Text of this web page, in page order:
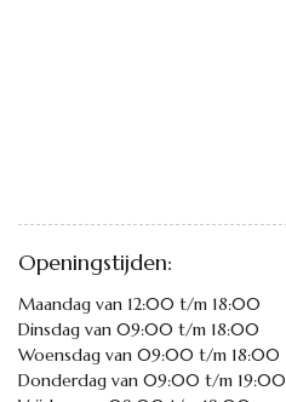
Openingstijden:
Maandag van 12:00 t/m 18:00
Dinsdag van 09:00 t/m 18:00
Woensdag van 09:00 t/m 18:00
Donderdag van 09:00 t/m 19:00